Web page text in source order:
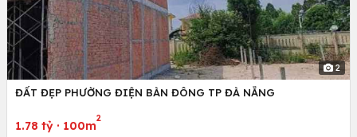
2
ĐẤT ĐẸP PHƯỜNG ĐIỆN BÀN ĐÔNG TP ĐÀ NẴNG
1.78 tỷ · 100m
2